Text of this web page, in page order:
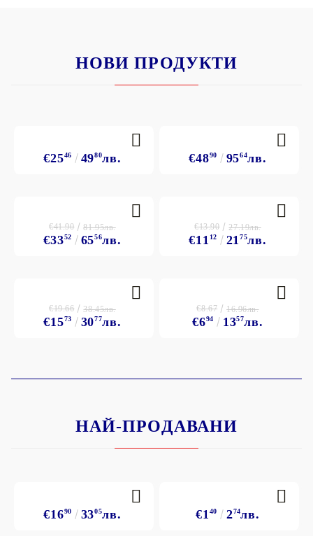
НОВИ ПРОДУКТИ
€2546 4980лв. €4890 9564лв.
€3352 6556лв.
€41.90 81.95лв.
€11 12 2175лв.
€13.90 27.19лв.
€1573 3077лв.
€19.66 38.45лв.
€694 1357лв.
€8.67 16.96лв.
НАЙ-ПРОДАВАНИ
€1690 3305лв. €1 40 274лв.